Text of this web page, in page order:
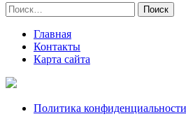
Найти:
Главная
Контакты
Карта сайта
Политика конфиденциальности